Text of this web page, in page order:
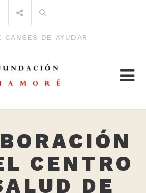
por:
CANSES DE AYUDAR
CENTRO
DE